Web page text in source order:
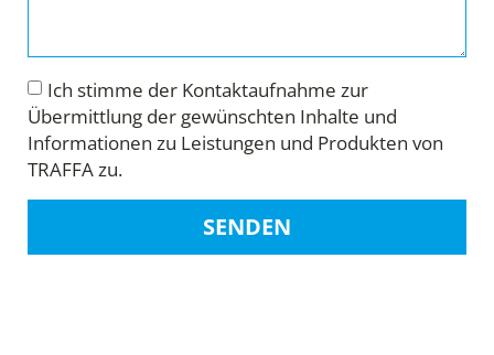
Ich stimme der Kontaktaufnahme zur
Übermittlung der gewünschten Inhalte und
Informationen zu Leistungen und Produkten von
TRAFFA zu.
SENDEN